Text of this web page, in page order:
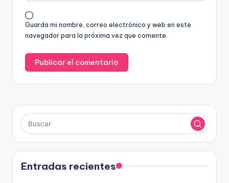
Guarda mi nombre, correo electrónico y web en este
navegador para la próxima vez que comente.
Entradas recientes